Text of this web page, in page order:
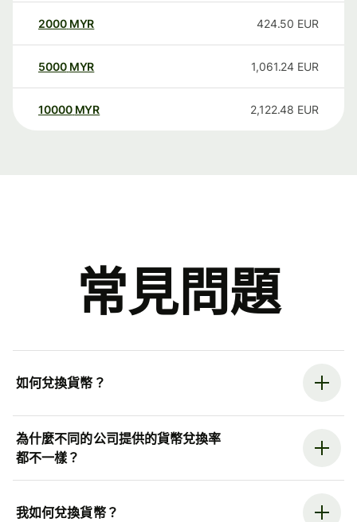
2000 MYR 424.50 EUR
5000 MYR 1,061.24 EUR
10000 MYR 2,122.48 EUR
常見問題
如何兌換貨幣？
為什麼不同的公司提供的貨幣兌換率
都不一樣？
我如何兌換貨幣？